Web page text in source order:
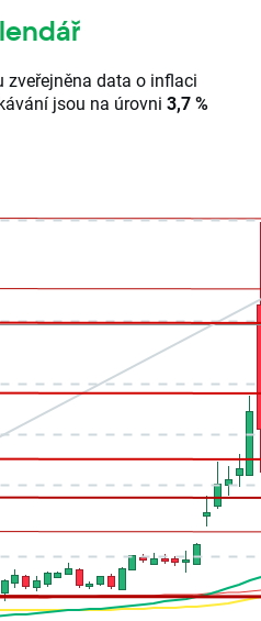
zveřejněna data o inflaci
jsou na úrovni 3,7 %